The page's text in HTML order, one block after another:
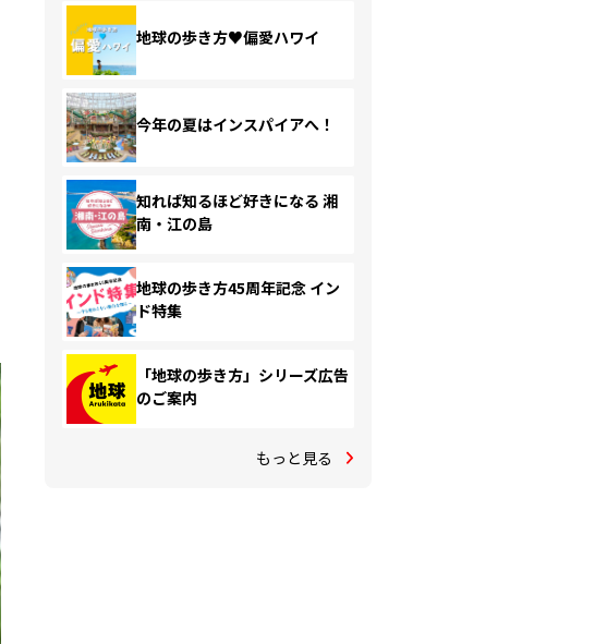
地球の歩き方♥偏愛ハワイ
今年の夏はインスパイアへ！
知れば知るほど好きになる 湘
南・江の島
地球の歩き方45周年記念 イン
ド特集
「地球の歩き方」シリーズ広告
のご案内
もっと見る